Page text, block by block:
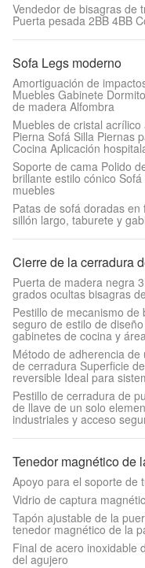
Vendedor de bisagras de
Puerta pesada 2BB 4BB
Sofa Legs moderno
Amortiguación de
Muebles Gabinete
de madera Alfombra
Muebles de cristal
Pierna Sofá Silla Piernas
Cocina Aplicación
Soporte de cama Polido
brillante estilo cónico
muebles
Patas de sofá doradas
sillón largo, taburete y
Cierre de la cerradura
Puerta de madera negra
grados ocultas bisagras
Pestillo de mecanismo
seguro de estilo de
gabinetes de cocina y
Método de adherencia
de cerradura Superficie
reversible Ideal para
Pestillo de cerradura de
de llave de un solo
industriales y acceso
Tenedor magnético de
Apoyo para el soporte de
Vidrio de captura
Tapón ajustable de la
tenedor magnético de la
Final de acero inoxidable
del agujero